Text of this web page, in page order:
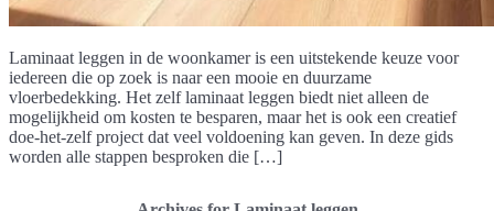
Laminaat leggen in de woonkamer is een uitstekende keuze voor
iedereen die op zoek is naar een mooie en duurzame
vloerbedekking. Het zelf laminaat leggen biedt niet alleen de
mogelijkheid om kosten te besparen, maar het is ook een creatief
doe-het-zelf project dat veel voldoening kan geven. In deze gids
worden alle stappen besproken die […]